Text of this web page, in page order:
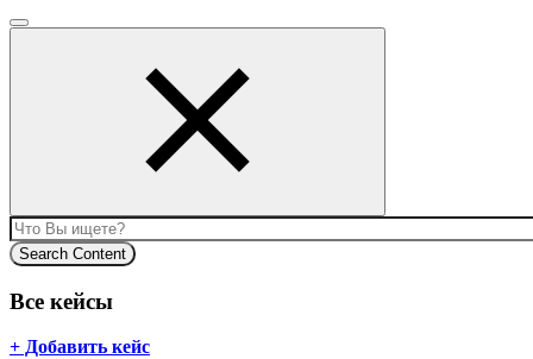
Search Content
Все кейсы
body
+ Добавить кейс